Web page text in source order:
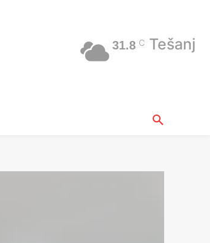
31.8 C Tešanj